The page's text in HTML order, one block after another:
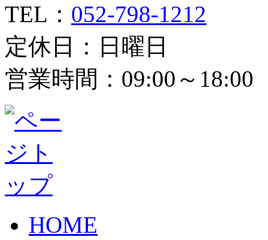
TEL： 052-798-1212
定休日：日曜日
営業時間：09:00～18:00
HOME